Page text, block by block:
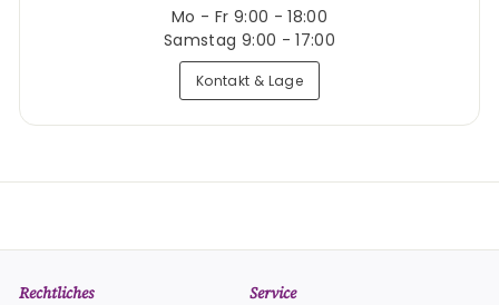
Mo - Fr 9:00 - 18:00
Samstag 9:00 - 17:00
Kontakt & Lage
Rechtliches Service